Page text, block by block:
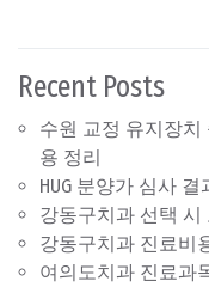
Recent Posts
수원 교정 유지장치
용 정리
HUG 분양가 심사
강동구치과 선택 시
강동구치과 진료비
여의도치과 진료과